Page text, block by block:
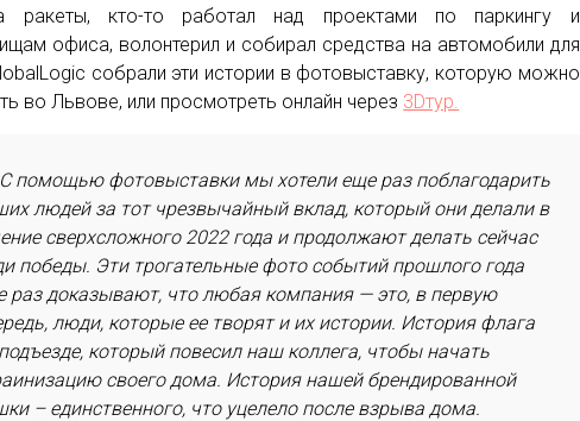
ракеты, кто-то работал над проектами по паркингу и
офиса, волонтерил и собирал средства на автомобили для
собрали эти истории в фотовыставку, которую можно
во Львове, или просмотреть онлайн через 3Dтур.
помощью фотовыставки мы хотели еще раз поблагодарить
людей за тот чрезвычайный вклад, который они делали в
сверхсложного 2022 года и продолжают делать сейчас
победы. Эти трогательные фото событий прошлого года
раз доказывают, что любая компания — это, в первую
люди, которые ее творят и их истории. История флага
который повесил наш коллега, чтобы начать
своего дома. История нашей брендированной
– единственного, что уцелело после взрыва дома.